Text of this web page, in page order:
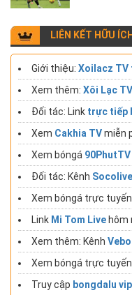
LIÊN KẾT HỮU ÍCH
Giới thiệu: Xoilacz TV
Xem thêm: Xôi Lạc TV
Đối tác: Link trực tiếp
Xem Cakhia TVmiễn
Xem bóngá 90PhutTV
Đối tác: Kênh
Xem bóngá trực tuyến
Link Mi Tom Live hôm
Xem thêm: Kênh Vebo
Xem bóngá trực tuyến
Truy cập bongdalu vip